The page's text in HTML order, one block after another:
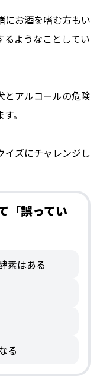
にお酒を嗜む方もい
るようなことしてい
とアルコールの危険
。
イズにチャレンジし
「誤ってい
素はある
る